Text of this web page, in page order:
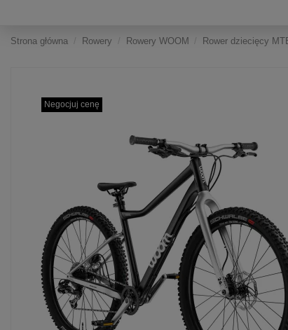
Strona główna Rowery Rowery WOOM Rower dziecięcy
Negocjuj cenę